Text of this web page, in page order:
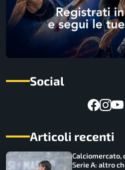
Social
Articoli recenti
Serie A: altro